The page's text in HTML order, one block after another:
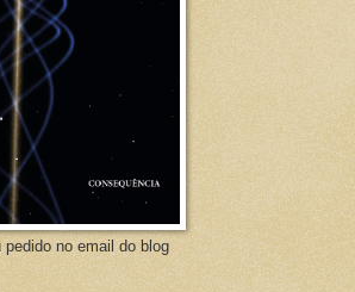
pedido no email do blog